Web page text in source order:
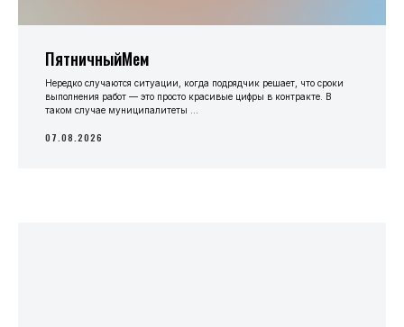
ПятничныйМем
Нередко случаются ситуации, когда подрядчик решает, что сроки
выполнения работ — это просто красивые цифры в контракте. В
таком случае муниципалитеты ...
07.08.2026